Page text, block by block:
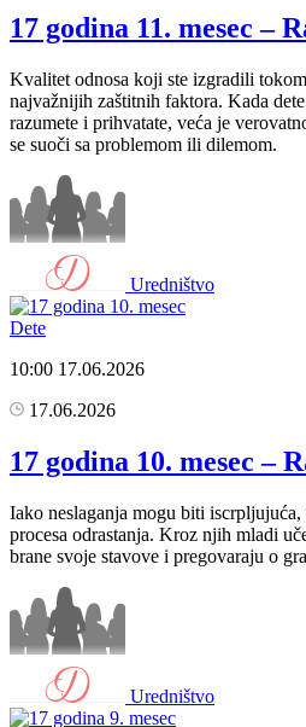
17 godina 11. mesec –
Kvalitet odnosa koji ste izgradili
najvažnijih zaštitnih faktora. Kada dete
razumete i prihvatate, veća je
se suoči sa problemom ili dilemom.
Uredništvo
Dete
10:00 17.06.2026
17.06.2026
17 godina 10. mesec –
Iako neslaganja mogu biti
procesa odrastanja. Kroz njih mladi
brane svoje stavove i pregovaraju o
Uredništvo